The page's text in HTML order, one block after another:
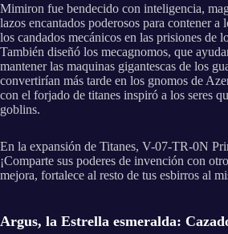
Mimiron fue bendecido con inteligencia,
lazos encantados poderosos para contener a
los candados mecánicos en las prisiones de
También diseñó los mecagnomos, que
mantener las maquinas gigantescas de los
convertirían más tarde en los gnomos de
con el forjado de titanes inspiró a los seres
goblins.
En la expansión de Titanes, V-07-TR-0N
¡Comparte sus poderes de invención con
mejora, fortalece al resto de tus esbirros al
Argus, la Estrella esmeralda: